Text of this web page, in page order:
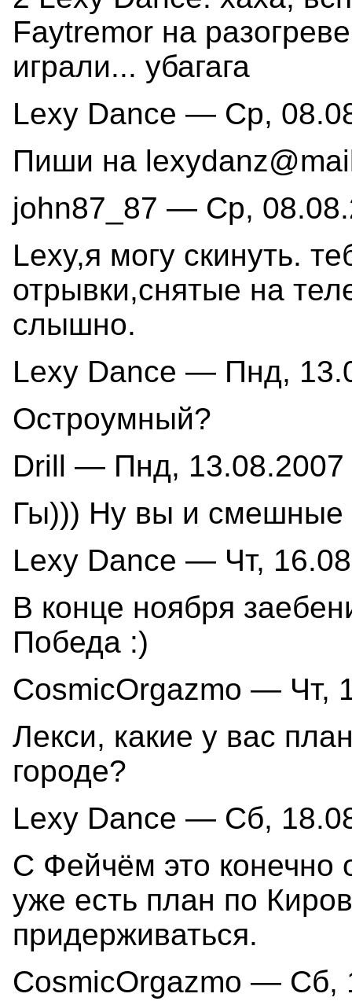
Faytremor на
играли... убагага
Lexy Dance — Ср,
Пиши на
john87_87 — Ср,
Lexy,я могу скинуть.
отрывки,снятые на
слышно.
Lexy Dance — Пнд,
Остроумный?
Drill — Пнд, 13.08.2007
Гы))) Ну вы и смешные
Lexy Dance — Чт,
В конце ноября
Победа :)
CosmicOrgazmo — Чт,
Лекси, какие у вас
городе?
Lexy Dance — Сб,
С Фейчём это конечно
уже есть план по
придерживаться.
CosmicOrgazmo — Сб,